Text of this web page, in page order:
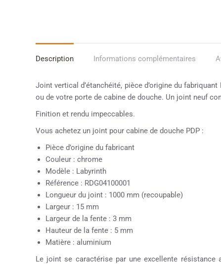
Description Informations complémentaires
Joint vertical d’étanchéité, pièce d’origine du
ou de votre porte de cabine de douche. Un joint neuf
Finition et rendu impeccables.
Vous achetez un joint pour cabine de douche PDP :
Pièce d’origine du fabricant
Couleur : chrome
Modèle : Labyrinth
Référence : RDG04100001
Longueur du joint : 1000 mm (recoupable)
Largeur : 15 mm
Largeur de la fente : 3 mm
Hauteur de la fente : 5 mm
Matière : aluminium
Le joint se caractérise par une excellente résistance